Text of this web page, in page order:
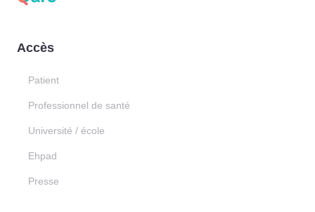
Accès
Patient
Professionnel de santé
Université / école
Ehpad
Presse